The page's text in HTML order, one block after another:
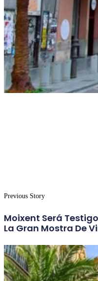
Previous Story
Moixent Será
La Gran Mostra De